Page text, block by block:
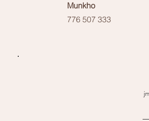
Munkho
776 507 333